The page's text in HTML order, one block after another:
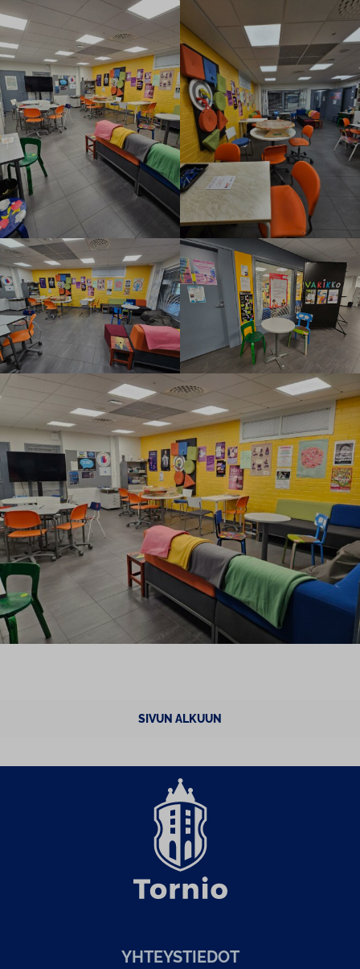
SIVUN ALKUUN
YH­TEYS­TIE­DOT